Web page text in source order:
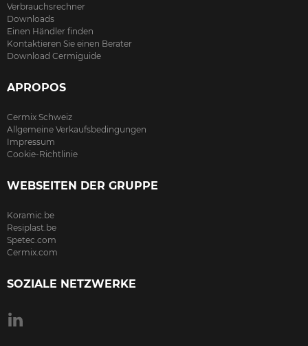
Verbrauchsrechner
Downloads
Einen Händler finden
Kontaktieren Sie einen Berater
Download Cermiguide
APROPOS
Cermix Schweiz
Allgemeine Verkaufsbedingungen
Impressum
Cookie-Richtlinie
WEBSEITEN DER GRUPPE
Koramic.be
Resiplast.be
Spetec.com
Cermix.com
SOZIALE NETZWERKE